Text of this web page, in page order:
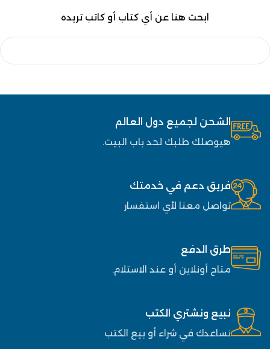
ابحث هنا عن أي كتاب أو كاتب تريده
الشحن لجميع دول العالم
هيوصلك طلبك لحد باب البيت.
فريق دعم في خدمتك
تواصل معنا لأي استفسار
طرق الدفع
متاح أونلاين أو عند الاستلام.
نبيع ونشتري الكتب
نساعدك في شراء أو بيع الكتب